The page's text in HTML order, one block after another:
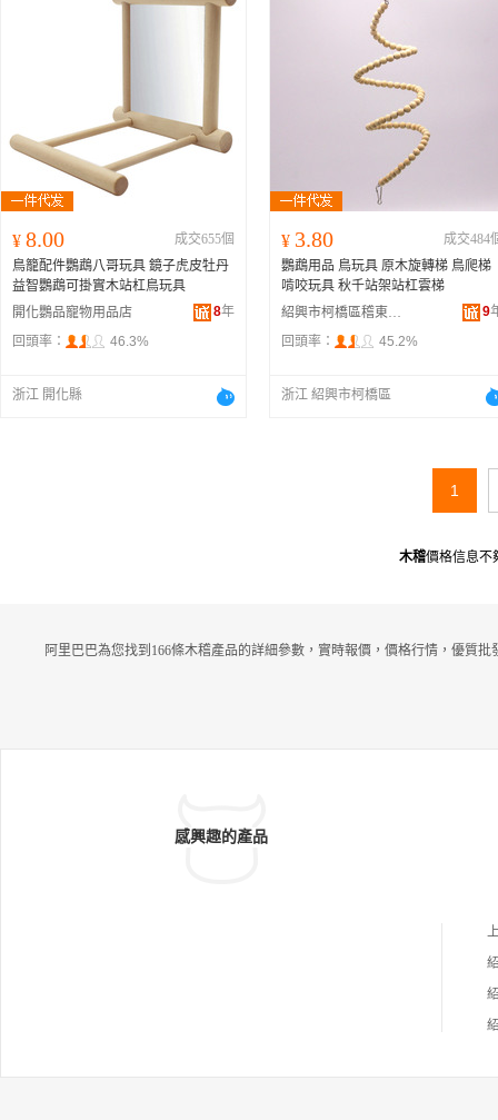
¥ 8.00
成交655個
鳥籠配件鸚鵡八哥玩具 鏡子虎皮牡丹
益智鸚鵡可掛實木站杠鳥玩具
開化鸚品寵物用品店
8年
回頭率：
46.3%
浙江 開化縣
¥ 3.80
成交484
鸚鵡用品 鳥玩具 原木旋轉梯 鳥爬梯
啃咬玩具 秋千站架站杠雲梯
紹興市柯橋區稽東龍龍寵物用品店
9
回頭率：
45.2%
浙江 紹興市柯橋區
1
木稽價格信息不
阿里巴巴為您找到166條木稽產品的詳細參數，實時報價，價格行情，優質批
感興趣的產品